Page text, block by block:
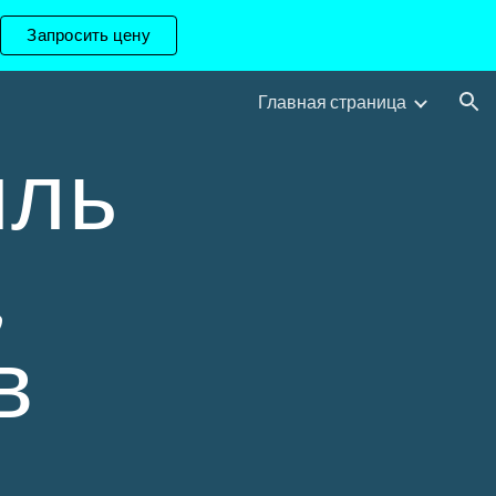
Запросить цену
Главная страница